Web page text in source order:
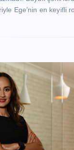
Ege’nin en keyifli